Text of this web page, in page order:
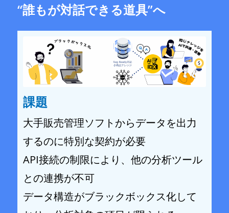
“誰もが対話できる道具”へ
課題
大手販売管理ソフトからデータを出力
するのに特別な契約が必要
API接続の制限により、他の分析ツール
との連携が不可
データ構造がブラックボックス化して